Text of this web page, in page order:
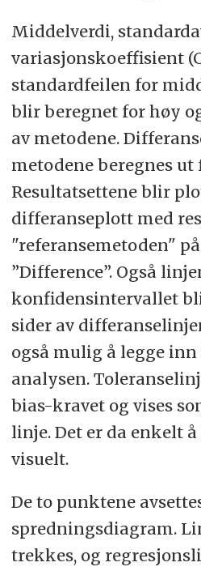
Middelverdi,
variasjonskoeffisient
standardfeilen for
blir beregnet for høy
av metodene.
metodene beregnes
Resultatsettene blir
differanseplott med
"referansemetoden"
”Difference”. Også
konfidensintervallet
sider av
også mulig å legge
analysen.
bias-kravet og vises
linje. Det er da enkelt
visuelt.
De to punktene
spredningsdiagram.
trekkes, og